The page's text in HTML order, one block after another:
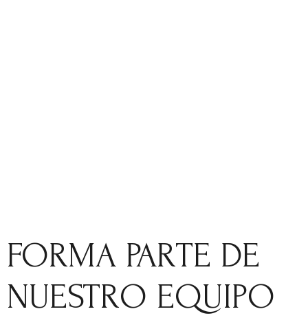
FORMA PARTE DE
NUESTRO EQUIPO